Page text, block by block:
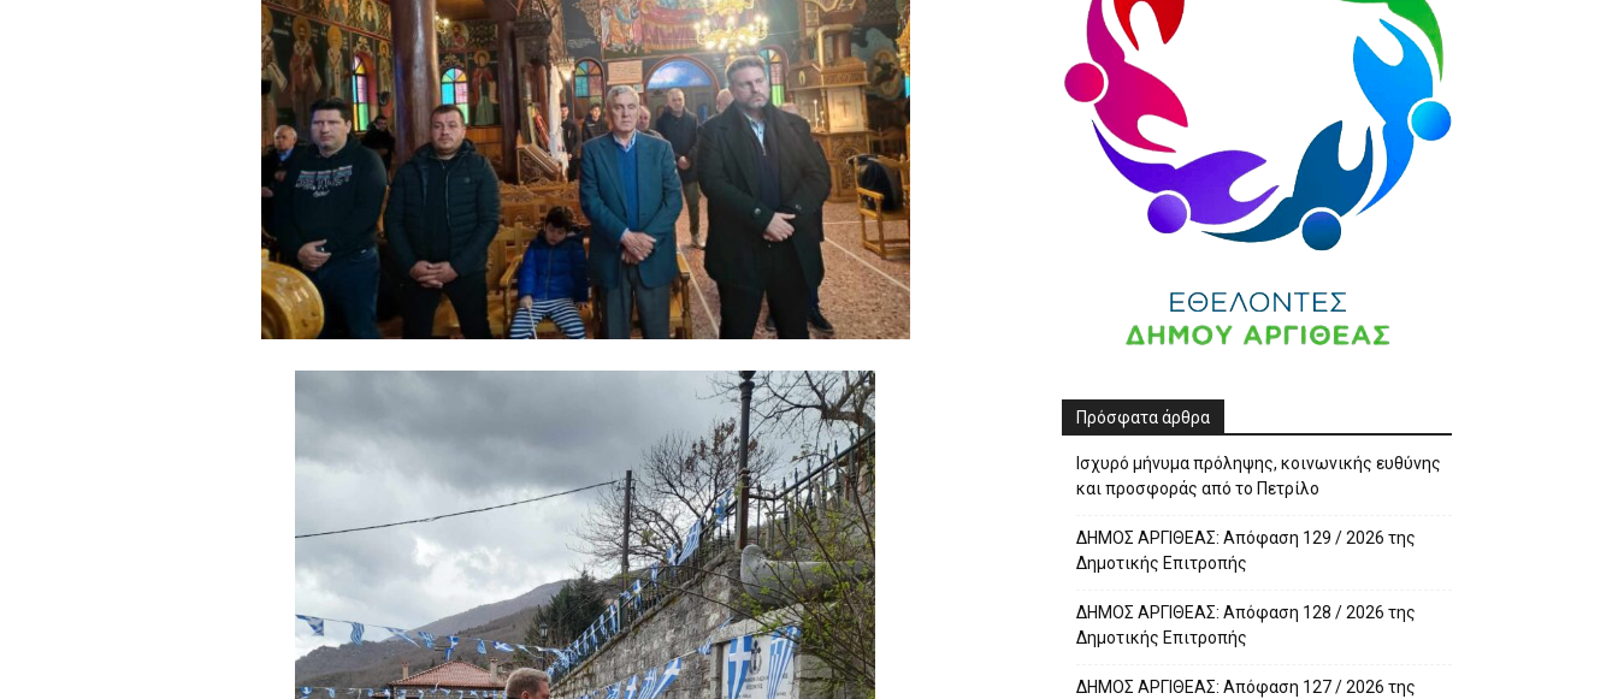
Πρόσφατα άρθρα
Ισχυρό μήνυμα πρόληψης, κοινωνικής ευθύνης
και προσφοράς από το Πετρίλο
ΔΗΜΟΣ ΑΡΓΙΘΕΑΣ: Απόφαση 129 / 2026 της
Δημοτικής Επιτροπής
ΔΗΜΟΣ ΑΡΓΙΘΕΑΣ: Απόφαση 128 / 2026 της
Δημοτικής Επιτροπής
ΔΗΜΟΣ ΑΡΓΙΘΕΑΣ: Απόφαση 127 / 2026 της